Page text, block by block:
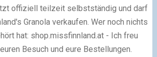
offiziell teilzeit selbstständig und darf
Granola verkaufen. Wer noch nichts
hat: shop.missfinnland.at - Ich freu
Besuch und eure Bestellungen.